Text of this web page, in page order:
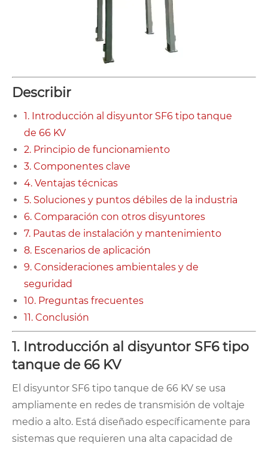
Describir
1. Introducción al disyuntor SF6 tipo tanque
de 66 KV
2. Principio de funcionamiento
3. Componentes clave
4. Ventajas técnicas
5. Soluciones y puntos débiles de la industria
6. Comparación con otros disyuntores
7. Pautas de instalación y mantenimiento
8. Escenarios de aplicación
9. Consideraciones ambientales y de
seguridad
10. Preguntas frecuentes
11. Conclusión
1. Introducción al disyuntor SF6 tipo
tanque de 66 KV
El disyuntor SF6 tipo tanque de 66 KV se usa
ampliamente en redes de transmisión de voltaje
medio a alto. Está diseñado específicamente para
sistemas que requieren una alta capacidad de